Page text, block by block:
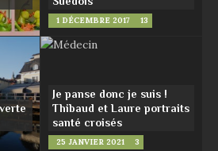
1 DÉCEMBRE 2017 13
Je panse donc je suis !
Thibaud et Laure portraits
santé croisés
25 JANVIER 2021 3